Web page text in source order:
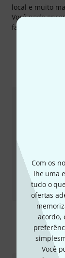
Com os
lhe uma
tudo o
ofertas
acordo,
Você
local e muito
Você pode
fabricante em
Relatório de
T1000
Eis